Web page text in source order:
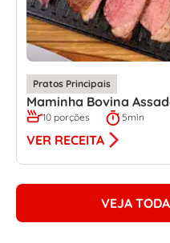
Pratos Principais
Maminha Bovina
10 porções 5min
VER RECEITA
VEJA